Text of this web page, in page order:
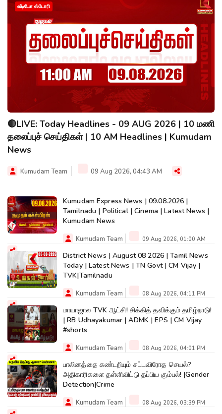
வீடியோ ஸ்டோரி
🔴LIVE: Today Headlines - 09 AUG 2026 | 10 மணி
தலைப்புச் செய்திகள் | 10 AM Headlines | Kumudam
News
Kumudam Team 09 Aug 2026, 04:43 AM
Kumudam Express News | 09.08.2026 |
Tamilnadu | Political | Cinema | Latest News |
Kumudam News
Kumudam Team 09 Aug 2026, 01:00 AM
District News | August 08 2026 | Tamil News
Today | Latest News | TN Govt | CM Vijay |
TVK|Tamilnadu
Kumudam Team 08 Aug 2026, 04:11 PM
மாயாஜால TVK ஆட்சி! சிக்கித் தவிக்கும் தமிழ்நாடு!
| RB Udhayakumar | ADMK | EPS | CM Vijay
#shorts
Kumudam Team 08 Aug 2026, 04:01 PM
பாலினத்தை கண்டறியும் சட்டவிரோத செயல்?
அதிகாரிகளை தள்ளிவிட்டு தப்பிய கும்பல்! |Gender
Detection|Crime
Kumudam Team 08 Aug 2026, 03:39 PM